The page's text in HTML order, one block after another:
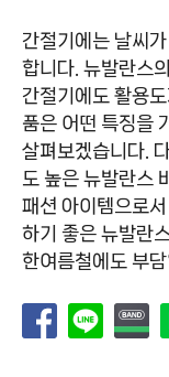
간절기에는 날씨
합니다. 뉴발란스
간절기에도 활용
품은 어떤 특징을
살펴보겠습니다.
도 높은 뉴발란스
패션 아이템으로
하기 좋은 뉴발란
한여름철에도 부